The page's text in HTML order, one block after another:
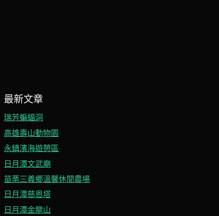
最新文章
瑞芳蝙蝠洞
高雄壽山動物園
永鎮濱海遊憩區
日月潭文武廟
苗栗三義鄉溫馨休閒農場
日月潭慈恩塔
日月潭金龍山